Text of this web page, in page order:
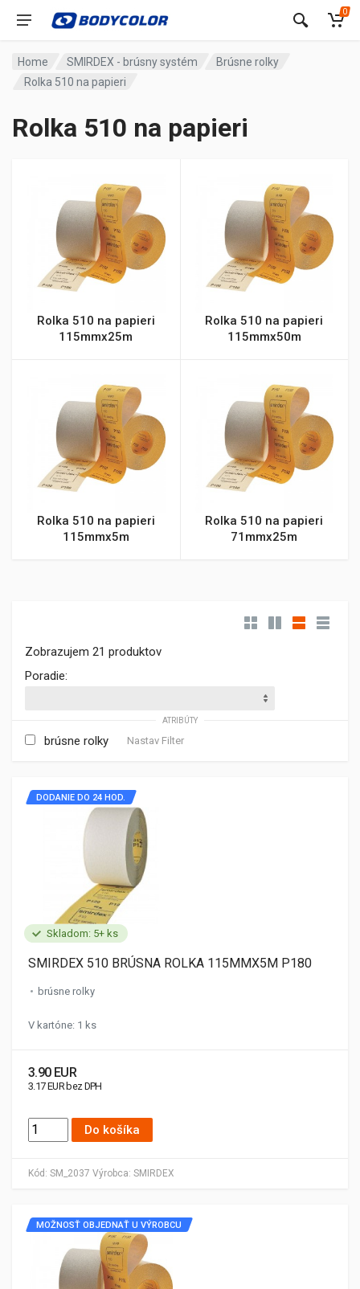
0
Home SMIRDEX - brúsny systém
Brúsne rolky
Rolka 510 na papieri
Rolka 510 na papieri
Rolka 510 na papieri
115mmx25m
Rolka 510 na papieri
115mmx50m
Rolka 510 na papieri
115mmx5m
Rolka 510 na papieri
71mmx25m
Zobrazujem 21 produktov
Poradie:
ATRIBÚTY
brúsne rolky Nastav Filter
Skladom: 5+ ks
Kód: SM_2037 Výrobca: SMIRDEX
DODANIE DO 24 HOD.
SMIRDEX 510 BRÚSNA ROLKA 115MMX5M P180
brúsne rolky
V kartóne: 1 ks
3.90 EUR
3.17 EUR bez DPH
Do košíka
MOŽNOSŤ OBJEDNAŤ U VÝROBCU